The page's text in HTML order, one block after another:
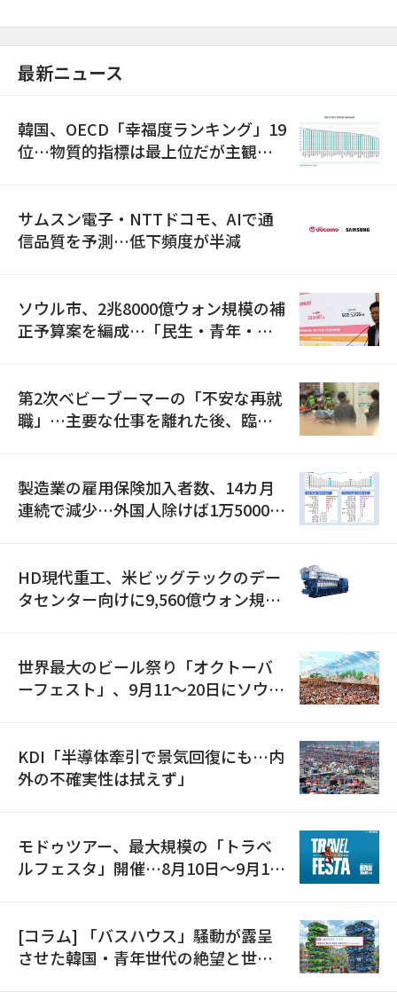
最新ニュース
韓国、OECD「幸福度ランキング」19
位…物質的指標は最上位だが主観的
サムスン電子・NTTドコモ、AIで通
信品質を予測…低下頻度が半減
ソウル市、2兆8000億ウォン規模の補
正予算案を編成…「民生・青年・安
第2次ベビーブーマーの「不安な再就
職」…主要な仕事を離れた後、臨時
製造業の雇用保険加入者数、14カ月
連続で減少…外国人除けば1万5000人
HD現代重工、米ビッグテックのデー
タセンター向けに9,560億ウォン規模
世界最大のビール祭り「オクトーバ
ーフェスト」、9月11〜20日にソウル
KDI「半導体牽引で景気回復にも…内
外の不確実性は拭えず」
モドゥツアー、最大規模の「トラベ
ルフェスタ」開催…8月10日～9月11
[コラム] 「バスハウス」騒動が露呈
させた韓国・青年世代の絶望と世代